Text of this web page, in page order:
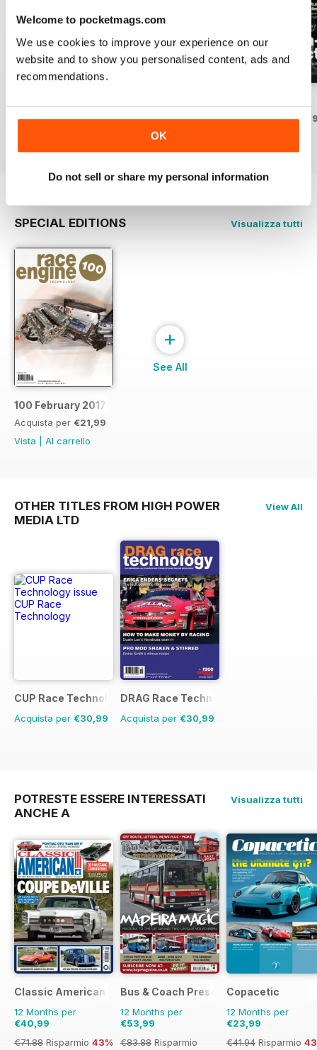
Welcome to pocketmags.com
We use cookies to improve your experience on our
website and to show you personalised content, ads and
recommendations.
OK
Do not sell or share my personal information
Acquista per€21,99
Acquista per€21,99
|Al carrello
Acquista per
SPECIAL EDITIONS Visualizza tutti
100 February 2017
Acquista per €21,99
Vista
Al carrello
+
See All
OTHER TITLES FROM HIGH POWER
MEDIA LTD
View All
CUP Race Technology
Acquista per €30,99
DRAG Race Technology
Acquista per €30,99
POTRESTE ESSERE INTERESSATI
ANCHE A
Visualizza tutti
Classic American Magazine
12 Months per
€40,99
€71.88 Risparmio 43%
Bus & Coach Preservation
12 Months per
€53,99
€83.88 Risparmio
Copacetic
12 Months per
€23,99
€41.94 Risparmio